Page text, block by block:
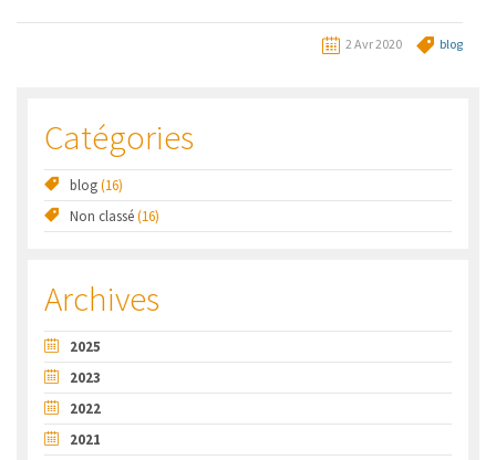
CONTACT
2 Avr 2020 blog
Catégories
blog(16)
Non classé(16)
Archives
2025
2023
2022
2021